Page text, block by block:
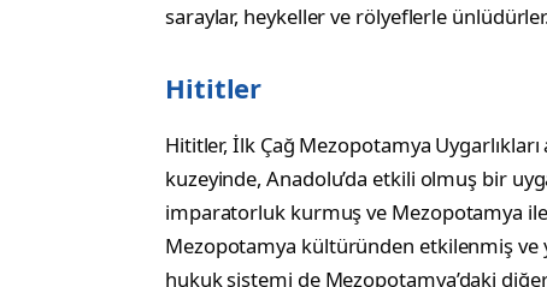
saraylar, heykeller ve rölyeflerle
Hititler
Hititler, İlk Çağ Mezopotamya
kuzeyinde, Anadolu’da etkili olmuş bir
imparatorluk kurmuş ve Mezopotamya
Mezopotamya kültüründen etkilenmiş ve
hukuk sistemi de Mezopotamya’daki